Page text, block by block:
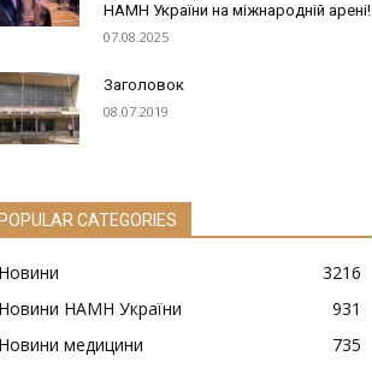
НАМН України на міжнародній арені!
07.08.2025
Заголовок
08.07.2019
POPULAR CATEGORIES
Новини
3216
Новини НАМН України
931
Новини медицини
735